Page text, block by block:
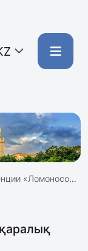
«Ломоносов»